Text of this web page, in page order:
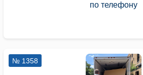
по телефону
№ 1358